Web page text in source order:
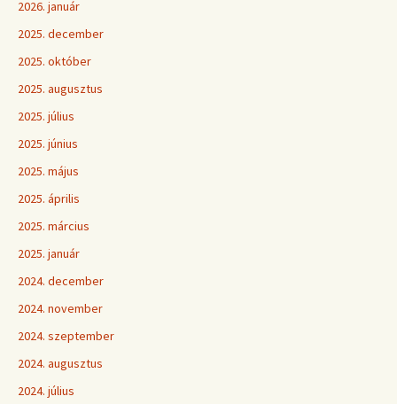
2026. január
2025. december
2025. október
2025. augusztus
2025. július
2025. június
2025. május
2025. április
2025. március
2025. január
2024. december
2024. november
2024. szeptember
2024. augusztus
2024. július